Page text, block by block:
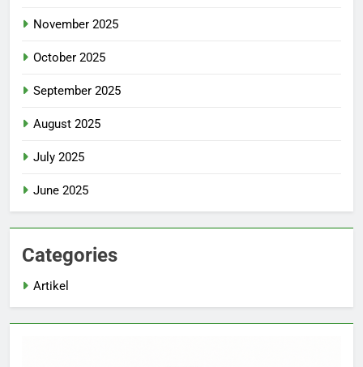
November 2025
October 2025
September 2025
August 2025
July 2025
June 2025
Categories
Artikel